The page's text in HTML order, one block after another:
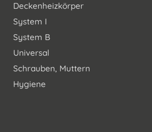
Deckenheizkörper
System I
System B
Universal
Schrauben, Muttern
Hygiene